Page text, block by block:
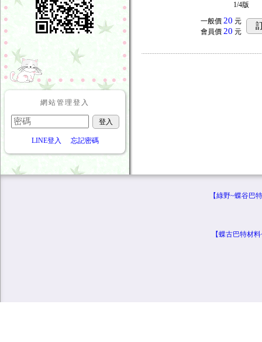
網站管理登入
LINE登入 忘記密碼
1/4版
一般價 20 元
會員價 20 元
【綠野~蝶谷巴
【蝶古巴特材